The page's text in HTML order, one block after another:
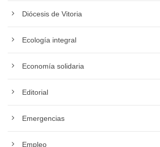
Diócesis de Vitoria
Ecología integral
Economía solidaria
Editorial
Emergencias
Empleo